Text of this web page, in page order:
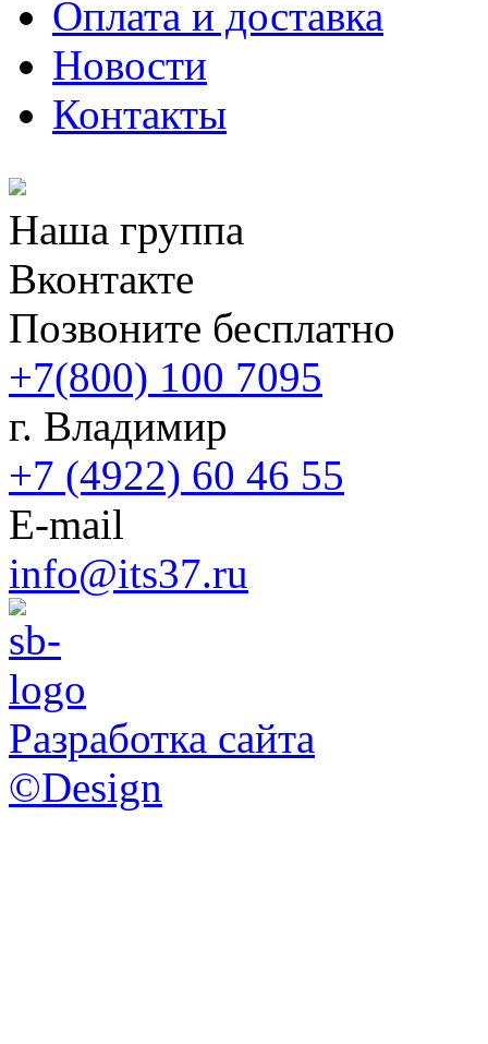
Оплата и доставка
Новости
Контакты
Наша группа
Вконтакте
Позвоните бесплатно
+7(800) 100 7095
г. Владимир
+7 (4922) 60 46 55
E-mail
info@its37.ru
Разработка сайта
©Design